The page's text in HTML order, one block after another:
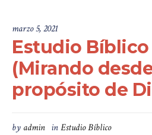
marzo 5, 2021
Estudio Bíblico
(Mirando
propósito de
by admin inEstudio Bíblico